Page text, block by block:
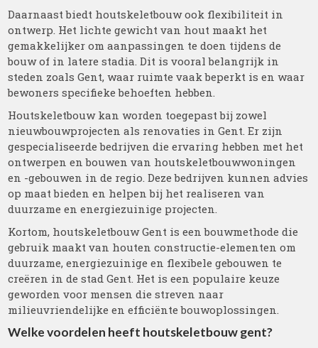
Daarnaast biedt houtskeletbouw ook flexibiliteit in
ontwerp. Het lichte gewicht van hout maakt het
gemakkelijker om aanpassingen te doen tijdens de
bouw of in latere stadia. Dit is vooral belangrijk in
steden zoals Gent, waar ruimte vaak beperkt is en waar
bewoners specifieke behoeften hebben.
Houtskeletbouw kan worden toegepast bij zowel
nieuwbouwprojecten als renovaties in Gent. Er zijn
gespecialiseerde bedrijven die ervaring hebben met het
ontwerpen en bouwen van houtskeletbouwwoningen
en -gebouwen in de regio. Deze bedrijven kunnen advies
op maat bieden en helpen bij het realiseren van
duurzame en energiezuinige projecten.
Kortom, houtskeletbouw Gent is een bouwmethode die
gebruik maakt van houten constructie-elementen om
duurzame, energiezuinige en flexibele gebouwen te
creëren in de stad Gent. Het is een populaire keuze
geworden voor mensen die streven naar
milieuvriendelijke en efficiënte bouwoplossingen.
Welke voordelen heeft houtskeletbouw gent?